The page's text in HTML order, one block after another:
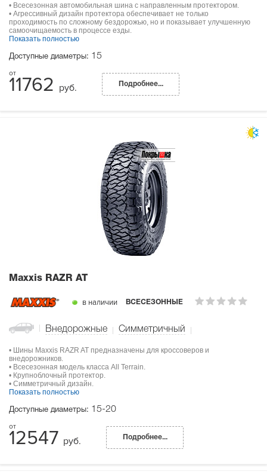
• Всесезонная автомобильная шина с направленным протектором.
• Агрессивный дизайн протектора обеспечивает не только
проходимость по сложному бездорожью, но и показывает улучшенную
самоочищаемость в процессе езды.
Показать полностью
Доступные диаметры: 15
11762 руб. Подробнее...
Maxxis RAZR AT
в наличии ВСЕСЕЗОННЫЕ
Внедорожные Симметричный
• Шины Maxxis RAZR AT предназначены для кроссоверов и
внедорожников.
• Всесезонная модель класса All Terrain.
• Крупноблочный протектор.
• Симметричный дизайн.
Показать полностью
Доступные диаметры: 15-20
12547 руб. Подробнее...